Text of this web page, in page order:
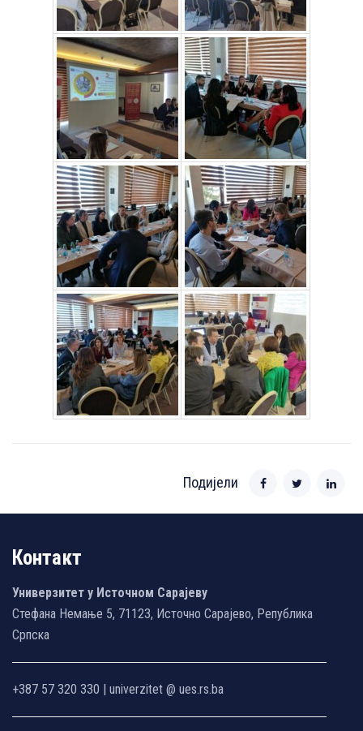
Подијели
Контакт
Универзитет у Источном Сарајеву
Стефана Немање 5, 71123, Источно Сарајево, Република
Српска
+387 57 320 330 | univerzitet @ ues.rs.ba